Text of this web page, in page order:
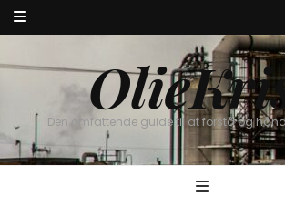
Den omfattende guide til at forstå og